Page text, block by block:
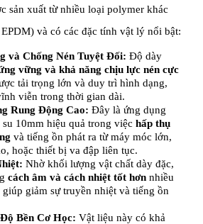
sản xuất từ nhiều loại polymer khác
và có các đặc tính vật lý nổi bật:
và Chống Nén Tuyệt Đối: Độ dày
vững và khả năng chịu lực nén cực
tải trọng lớn và duy trì hình dạng,
viễn trong thời gian dài.
Rung Động Cao: Đây là ứng dụng
10mm hiệu quả trong việc hấp thụ
và tiếng ồn phát ra từ máy móc lớn,
hoặc thiết bị va đập liên tục.
Nhờ khối lượng vật chất dày đặc,
cách âm và cách nhiệt tốt hơn nhiều
giảm sự truyền nhiệt và tiếng ồn
Bền Cơ Học: Vật liệu này có khả